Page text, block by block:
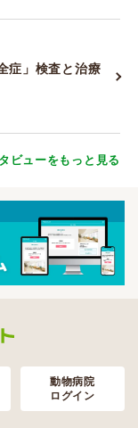
症」検査と治療
ビューをもっと見る
動物病院
ログイン